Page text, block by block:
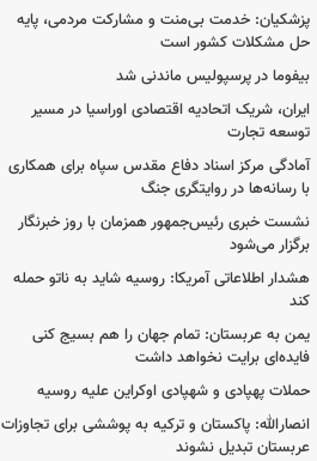
پزشکیان: خدمت بی‌منت و مشارکت مردمی، پایه
حل مشکلات کشور است
بیفوما در پرسپولیس ماندنی شد
ایران، شریک اتحادیه اقتصادی اوراسیا در مسیر
توسعه تجارت
آمادگی مرکز اسناد دفاع مقدس سپاه برای همکاری
با رسانه‌ها در روایتگری جنگ
نشست خبری رئیس‌جمهور همزمان با روز خبرنگار
برگزار می‌شود
هشدار اطلاعاتی آمریکا: روسیه شاید به ناتو حمله
کند
یمن به عربستان: تمام جهان را هم بسیج کنی
فایده‌ای برایت نخواهد داشت
حملات پهپادی و شهپادی اوکراین علیه روسیه
انصارالله: پاکستان و ترکیه به پوششی برای تجاوزات
عربستان تبدیل نشوند